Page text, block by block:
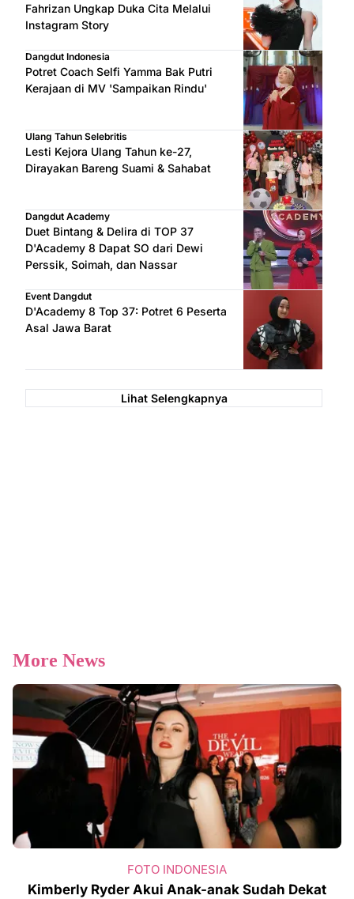
Fahrizan Ungkap Duka Cita Melalui
Instagram Story
Dangdut Indonesia
Potret Coach Selfi Yamma Bak Putri
Kerajaan di MV 'Sampaikan Rindu'
Ulang Tahun Selebritis
Lesti Kejora Ulang Tahun ke-27,
Dirayakan Bareng Suami & Sahabat
Dangdut Academy
Duet Bintang & Delira di TOP 37
D'Academy 8 Dapat SO dari Dewi
Perssik, Soimah, dan Nassar
Event Dangdut
D'Academy 8 Top 37: Potret 6 Peserta
Asal Jawa Barat
Lihat Selengkapnya
More News
FOTO INDONESIA
Kimberly Ryder Akui Anak-anak Sudah Dekat